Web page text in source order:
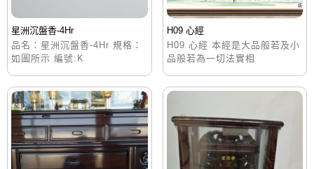
星洲沉盤香-4Hr
品名：星洲沉盤香-4Hr 規格：
如圖所示 編號:K
H09 心經
H09 心經 本經是大品般若及小
品般若為一切法實相